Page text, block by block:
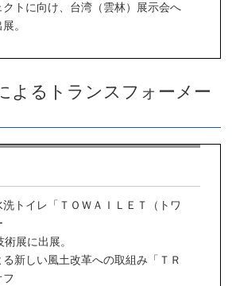
トに向け、台湾（雲林）展示会へ
。
よるトランスフォーメー
トイレ「ＴＯＷＡＩＬＥＴ（トワ
展に出展。
新しい風土改革への取組み「ＴＲ
フ